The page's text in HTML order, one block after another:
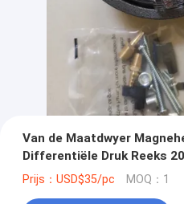
Van de Maatdwyer
Differentiële Druk Reeks
Prijs：USD$35/pc MOQ：1